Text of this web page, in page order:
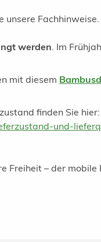
unsere
werden. Im
mit diesem
finden Sie hier:
und-
Freiheit – der